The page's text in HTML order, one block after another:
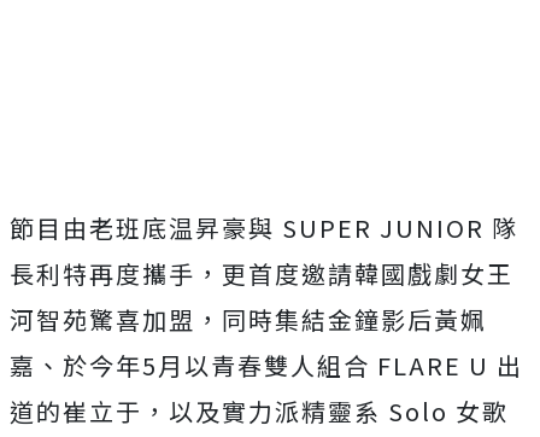
節目由老班底温昇豪與 SUPER JUNIOR 隊
長利特再度攜手，更首度邀請韓國戲劇女王
河智苑驚喜加盟，同時集結金鐘影后黃姵
嘉、於今年5月以青春雙人組合 FLARE U 出
道的崔立于，以及實力派精靈系 Solo 女歌